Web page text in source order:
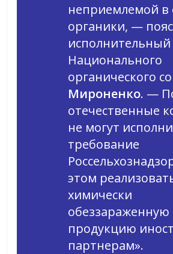
неприемлемой в
органики, —
Национального
органического
Мироненко. —
отечественные
не могут
требование
этом
химически
обеззараженную
продукцию
партнерам».